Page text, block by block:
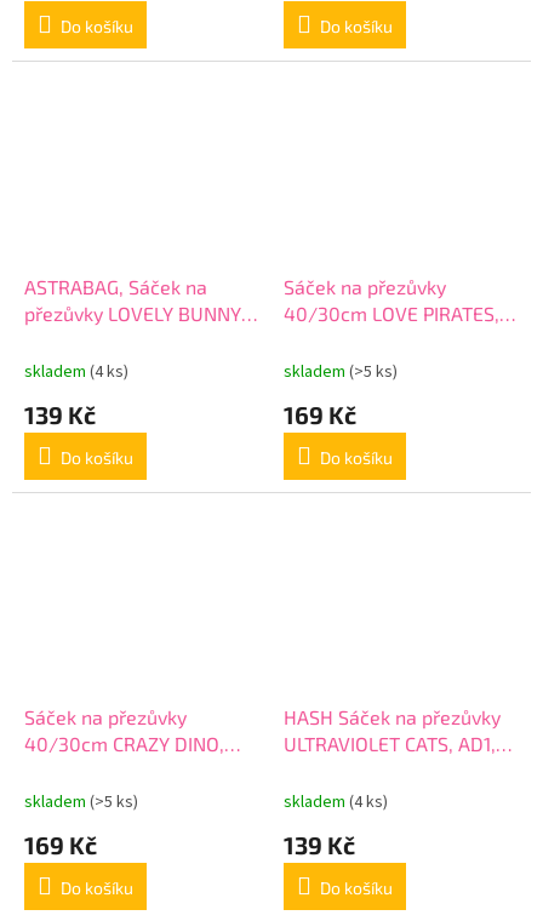
Do košíku Do košíku
ASTRABAG, Sáček na
přezůvky LOVELY BUNNY,
skladem (4 ks)
139 Kč
Do košíku
Sáček na přezůvky
40/30cm LOVE PIRATES,
skladem (>5 ks)
169 Kč
Do košíku
Sáček na přezůvky
40/30cm CRAZY DINO,
skladem (>5 ks)
169 Kč
Do košíku
HASH Sáček na přezůvky
ULTRAVIOLET CATS, AD1,
skladem (4 ks)
139 Kč
Do košíku